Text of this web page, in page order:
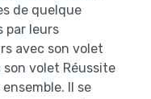
de quelque
par leurs
avec son volet
volet Réussite
Il se